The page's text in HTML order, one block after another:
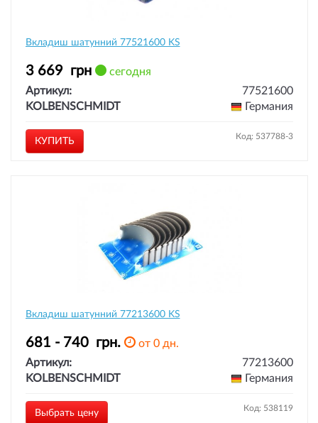
Вкладиш шатунний 77521600 KS
3 669 грн
сегодня
Артикул:
77521600
KOLBENSCHMIDT
Германия
КУПИТЬ Код: 537788-3
Вкладиш шатунний 77213600 KS
681 - 740 грн.
от 0 дн.
Артикул:
77213600
KOLBENSCHMIDT
Германия
Выбрать цену Код: 538119